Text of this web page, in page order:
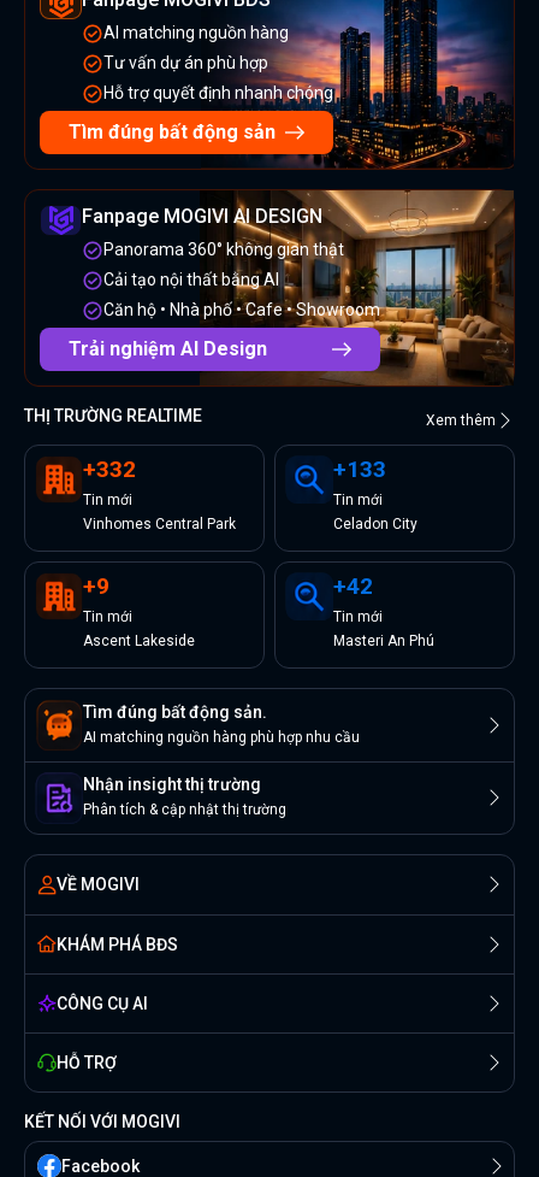
AI matching nguồn hàng
Tư vấn dự án phù hợp
Hỗ trợ quyết định nhanh chóng
Tìm đúng bất động sản
Fanpage MOGIVI AI DESIGN
Panorama 360° không gian thật
Cải tạo nội thất bằng AI
Căn hộ • Nhà phố • Cafe • Showroom
Trải nghiệm AI Design
THỊ TRƯỜNG REALTIME Xem thêm
+332
Tin mới
Vinhomes Central Park
+133
Tin mới
Celadon City
+9
Tin mới
Ascent Lakeside
+42
Tin mới
Masteri An Phú
Tìm đúng bất động sản.
AI matching nguồn hàng phù hợp nhu cầu
Nhận insight thị trường
Phân tích & cập nhật thị trường
VỀ MOGIVI
KHÁM PHÁ BĐS
CÔNG CỤ AI
HỖ TRỢ
KẾT NỐI VỚI MOGIVI
Facebook